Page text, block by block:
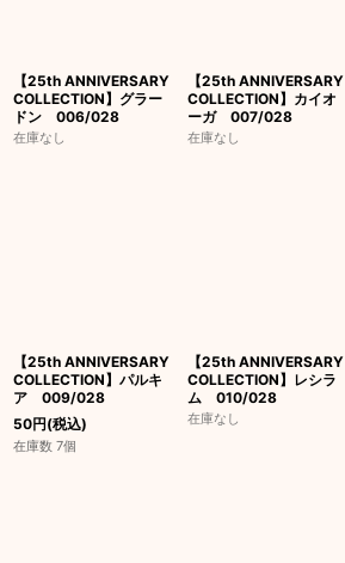
【25th ANNIVERSARY
COLLECTION】グラー
ドン 006/028
在庫なし
【25th ANNIVERSARY
COLLECTION】カイオ
ーガ 007/028
在庫なし
【25th ANNIVERSARY
COLLECTION】パルキ
ア 009/028
50円(税込)
在庫数 7個
【25th ANNIVERSARY
COLLECTION】レシラ
ム 010/028
在庫なし